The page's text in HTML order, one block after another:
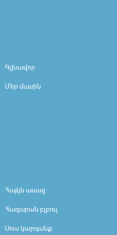
Գլխավոր
Մեր մասին
Հայկն ասաց
Հազարան բլբուլ
Սուս կարդանք